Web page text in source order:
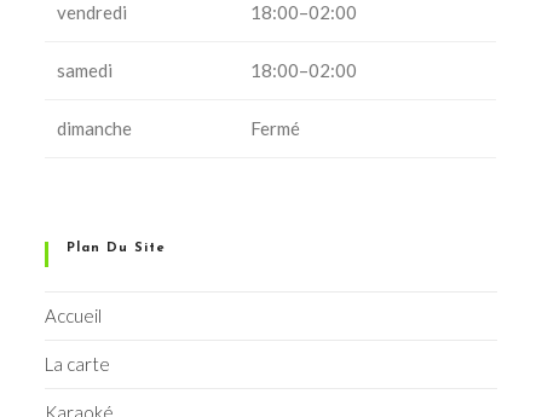
vendredi 18:00–02:00
samedi 18:00–02:00
dimanche Fermé
Plan Du Site
Accueil
La carte
Karaoké